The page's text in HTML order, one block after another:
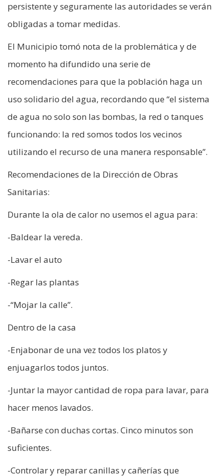
persistente y seguramente las autoridades se verán
obligadas a tomar medidas.
El Municipio tomó nota de la problemática y de
momento ha difundido una serie de
recomendaciones para que la población haga un
uso solidario del agua, recordando que “el sistema
de agua no solo son las bombas, la red o tanques
funcionando: la red somos todos los vecinos
utilizando el recurso de una manera responsable”.
Recomendaciones de la Dirección de Obras
Sanitarias:
Durante la ola de calor no usemos el agua para:
-Baldear la vereda.
-Lavar el auto
-Regar las plantas
-“Mojar la calle”.
Dentro de la casa
-Enjabonar de una vez todos los platos y
enjuagarlos todos juntos.
-Juntar la mayor cantidad de ropa para lavar, para
hacer menos lavados.
-Bañarse con duchas cortas. Cinco minutos son
suficientes.
-Controlar y reparar canillas y cañerías que